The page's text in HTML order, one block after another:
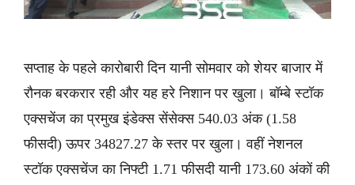
सप्ताह के पहले कारोबारी दिन यानी सोमवार को शेयर बाजार में
रौनक बरकरार रही और यह हरे निशान पर खुला। बॉम्बे स्टॉक
एक्सचेंज का प्रमुख इंडेक्स सेंसेक्स 540.03 अंक (1.58
फीसदी) ऊपर 34827.27 के स्तर पर खुला। वहीं नेशनल
स्टॉक एक्सचेंज का निफ्टी 1.71 फीसदी यानी 173.60 अंकों की